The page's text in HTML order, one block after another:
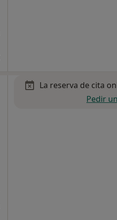
La reserva de cita
Pedir